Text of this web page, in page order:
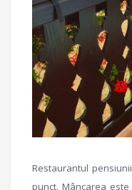
Restaurantul
punct. Mâncarea